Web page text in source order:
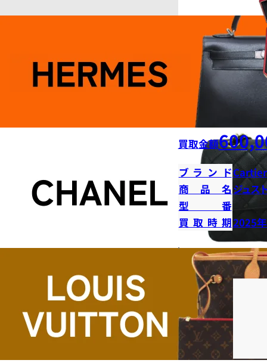
買取金額
ブランドCartier
商品名 ジュス
型番
買取時期2025